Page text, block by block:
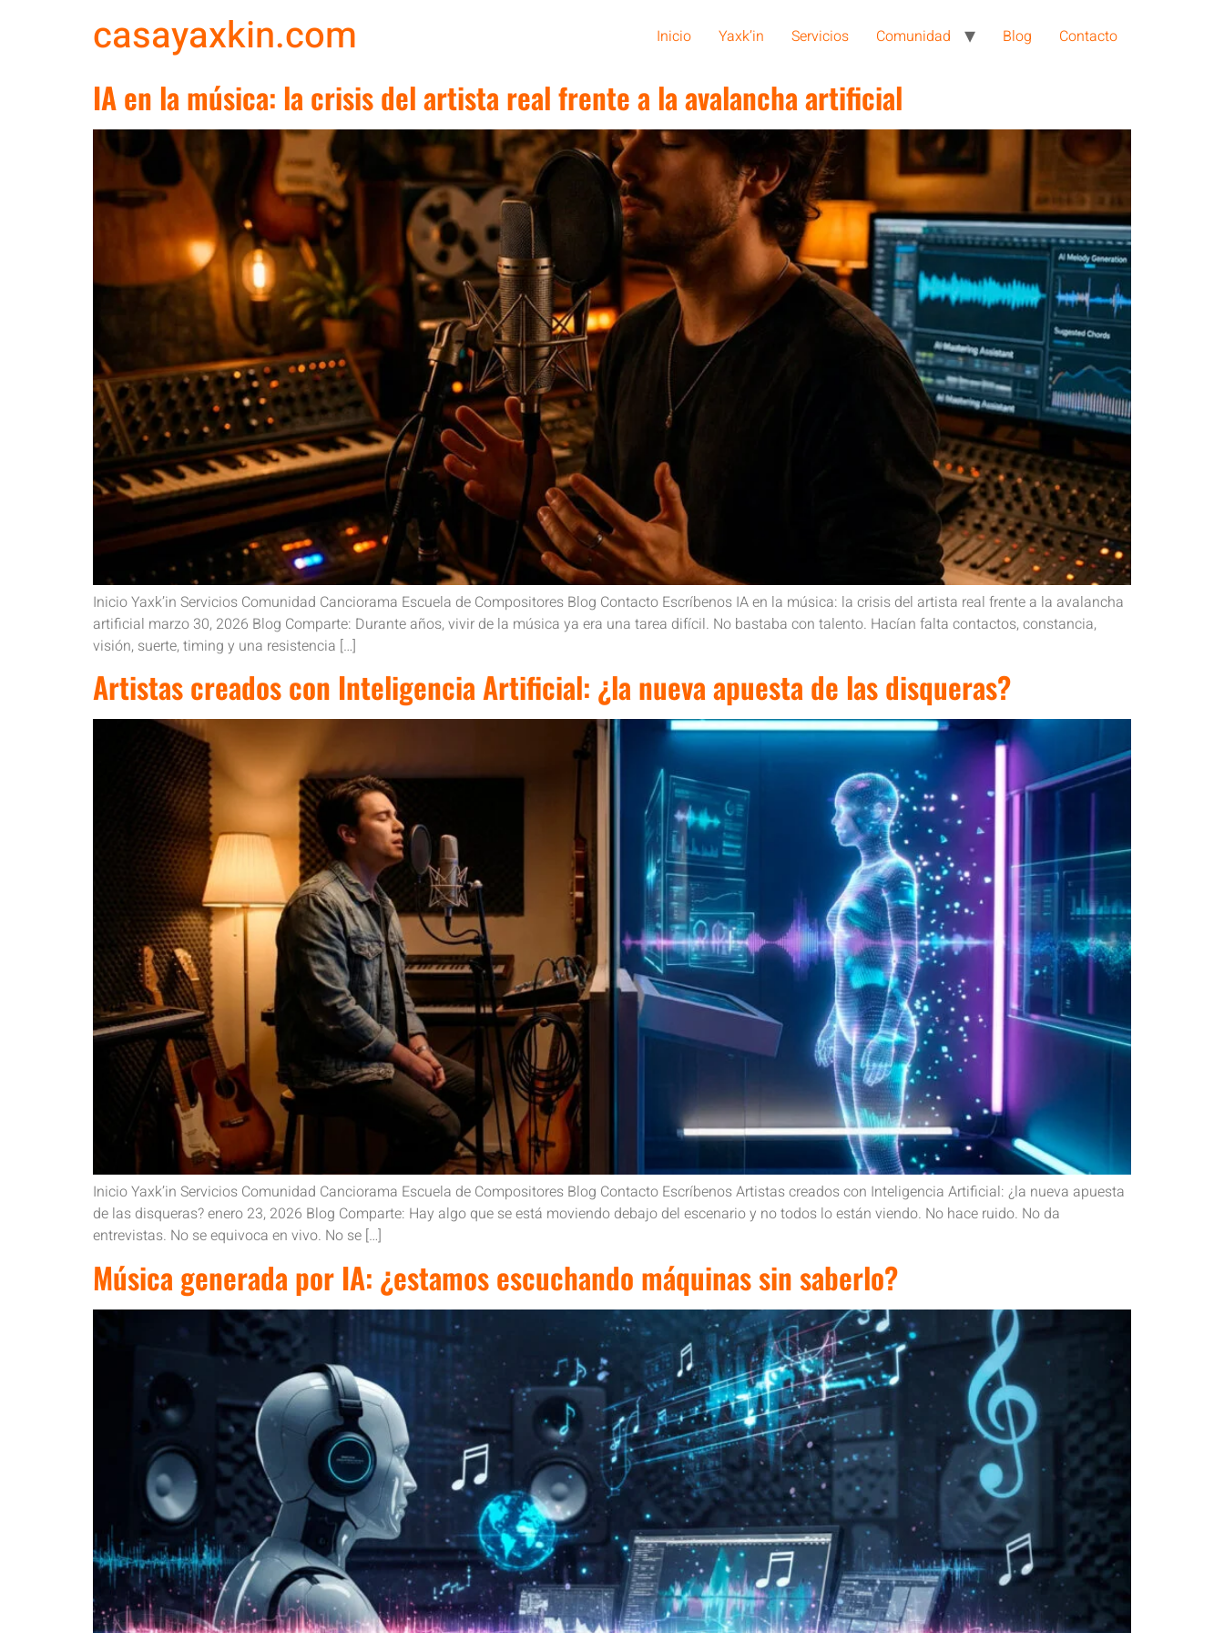
casayaxkin.com Inicio Yaxk’in Servicios Comunidad Blog Contacto
IA en la música: la crisis del artista real frente a la avalancha artificial
Inicio Yaxk’in Servicios Comunidad Canciorama Escuela de Compositores Blog Contacto Escríbenos IA en la música: la crisis del artista real frente a la avalancha
artificial marzo 30, 2026 Blog Comparte: Durante años, vivir de la música ya era una tarea difícil. No bastaba con talento. Hacían falta contactos, constancia,
visión, suerte, timing y una resistencia […]
Artistas creados con Inteligencia Artificial: ¿la nueva apuesta de las disqueras?
Inicio Yaxk’in Servicios Comunidad Canciorama Escuela de Compositores Blog Contacto Escríbenos Artistas creados con Inteligencia Artificial: ¿la nueva apuesta
de las disqueras? enero 23, 2026 Blog Comparte: Hay algo que se está moviendo debajo del escenario y no todos lo están viendo. No hace ruido. No da
entrevistas. No se equivoca en vivo. No se […]
Música generada por IA: ¿estamos escuchando máquinas sin saberlo?